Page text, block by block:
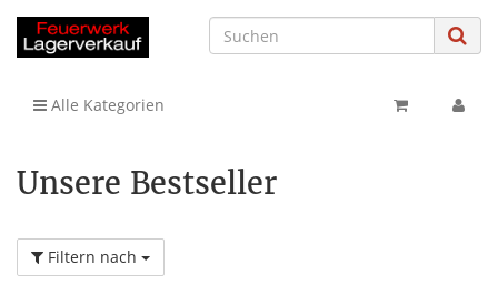
Alle Kategorien
Unsere Bestseller
Filtern nach